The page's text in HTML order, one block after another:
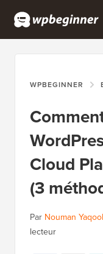
WPBEGINNER
Cloud
(3
Par Nouman
lecteur